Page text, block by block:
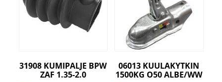
31908 KUMIPALJE BPW
ZAF 1.35-2.0
06013 KUULAKYTKIN
1500KG O50 ALBE/WW